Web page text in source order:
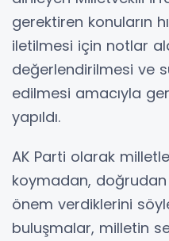
gerektiren konuların
iletilmesi için notlar
değerlendirilmesi ve
edilmesi amacıyla
yapıldı.
AK Parti olarak
koymadan,
önem verdiklerini
buluşmalar, milletin